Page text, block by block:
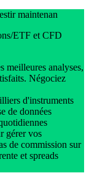
maintenan
ETF et CFD
meilleures analyses,
Négociez
d'instruments
de données
gérer vos
de commission sur
et spreads